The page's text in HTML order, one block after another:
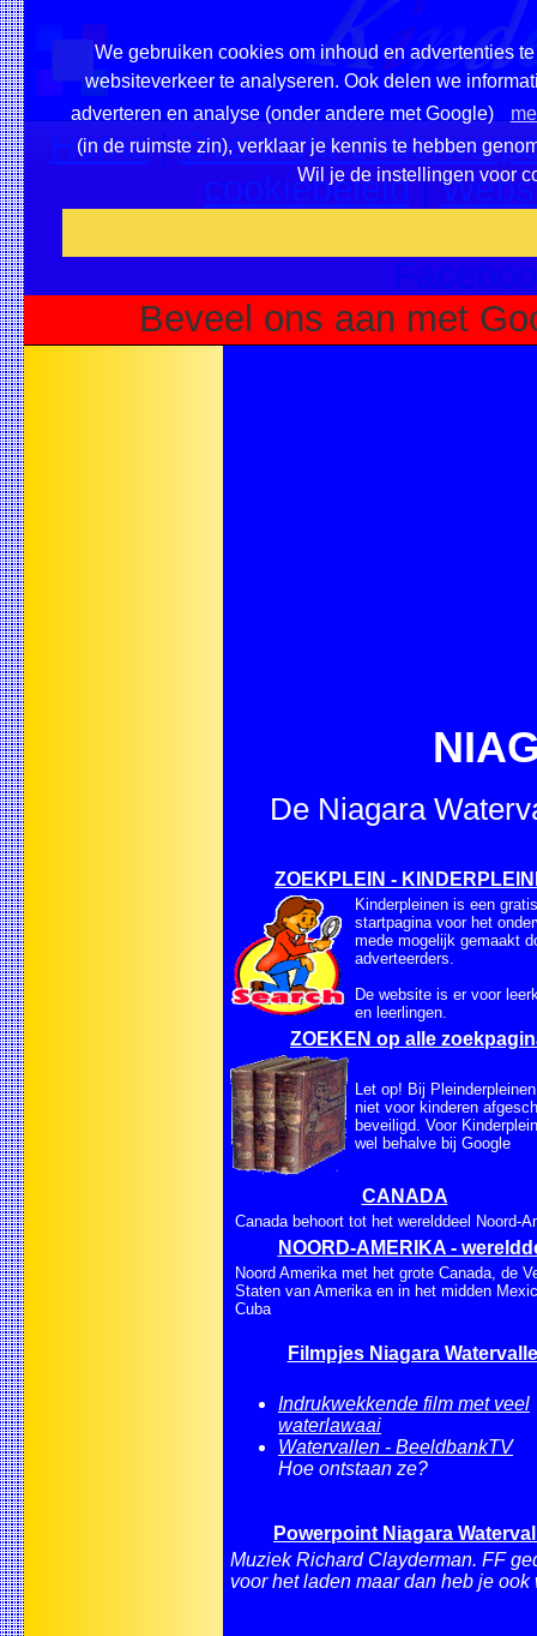
We gebruiken cookies om inhoud en advertenties
websiteverkeer te analyseren. Ook delen we
adverteren en analyse (onder andere met Google)
(in de ruimste zin), verklaar je kennis te hebben
Wil je de instellingen voor
Home|Overzicht
cookiebeleid|
Beveel ons aan met
De Niagara
ZOEKPLEIN -
Kinderpleinen is een gratis
startpagina voor het
mede mogelijk gemaakt
adverteerders.
De website is er voor
en leerlingen.
ZOEKEN op alle
Let op! Bij
niet voor kinderen
beveiligd. Voor
wel behalve bij Google
CANADA
Canada behoort tot het werelddeel Noord-
NOORD-AMERIKA -
Noord Amerika met het grote Canada, de
Staten van Amerika en in het midden
Cuba
Filmpjes Niagara
Indrukwekkende film met veel
waterlawaai
Watervallen - BeeldbankTV
Hoe ontstaan ze?
Powerpoint Niagara
Muziek Richard Clayderman. FF
voor het laden maar dan heb je ook